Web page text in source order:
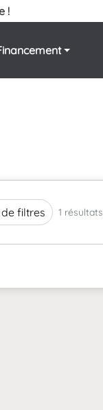
!
filtres 1 résultats